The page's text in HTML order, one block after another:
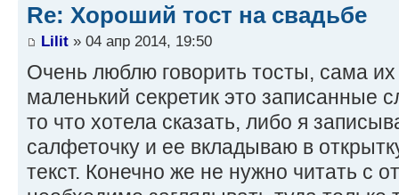
Re: Хороший тост на свадьбе
Lilit » 04 апр 2014, 19:50
Очень люблю говорить тосты, сама
маленький секретик это записанные
то что хотела сказать, либо я
салфеточку и ее вкладываю в
текст. Конечно же не нужно читать с